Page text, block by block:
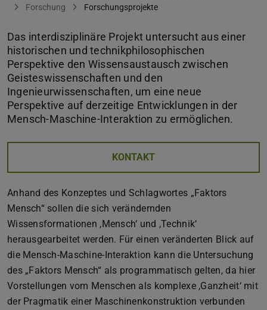
Forschung
Forschungsprojekte
Das interdisziplinäre Projekt untersucht aus einer
historischen und technikphilosophischen
Perspektive den Wissensaustausch zwischen
Geisteswissenschaften und den
Ingenieurwissenschaften, um eine neue
Perspektive auf derzeitige Entwicklungen in der
Mensch-Maschine-Interaktion zu ermöglichen.
KONTAKT
Anhand des Konzeptes und Schlagwortes „Faktors
Mensch“ sollen die sich verändernden
Wissensformationen ,Mensch‘ und ,Technik‘
herausgearbeitet werden. Für einen veränderten Blick auf
die Mensch-Maschine-Interaktion kann die Untersuchung
des „Faktors Mensch“ als programmatisch gelten, da hier
Vorstellungen vom Menschen als komplexe ,Ganzheit‘ mit
der Pragmatik einer Maschinenkonstruktion verbunden